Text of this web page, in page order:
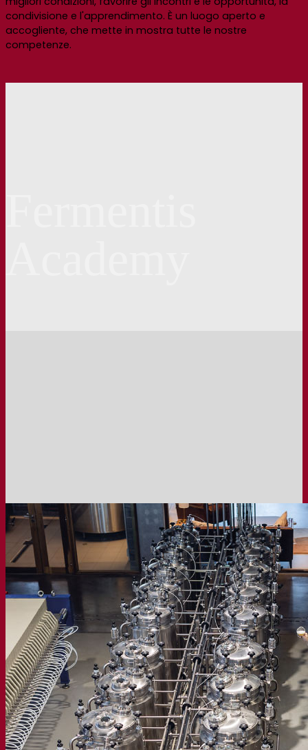
condivisione e l'apprendimento. È un luogo aperto e
accogliente, che mette in mostra tutte le nostre
competenze.